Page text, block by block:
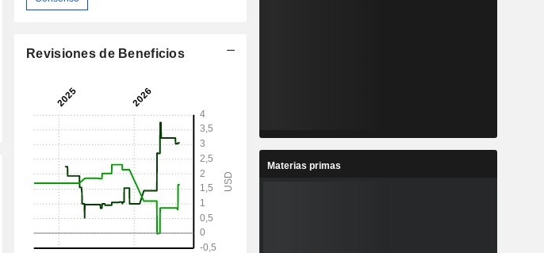
Revisiones de Beneficios
Materias primas